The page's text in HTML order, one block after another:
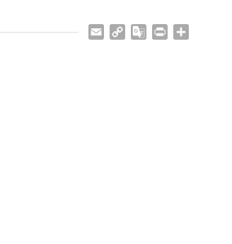
Email
Copy
GooglePrint